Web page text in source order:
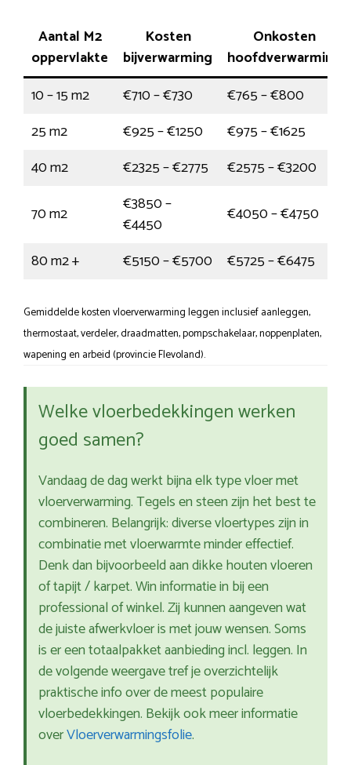
Aantal M2
oppervlakte
Kosten
bijverwarming
Onkosten
hoofdverwarming
10 – 15 m2
€710 – €730
€765 – €800
25 m2
€925 – €1250
€975 – €1625
40 m2
€2325 – €2775
€2575 – €3200
70 m2
€3850 –
€4450
€4050 – €4750
80 m2 +
€5150 – €5700 €5725 – €6475
Gemiddelde kosten vloerverwarming leggen inclusief aanleggen,
thermostaat, verdeler, draadmatten, pompschakelaar, noppenplaten,
wapening en arbeid (provincie Flevoland).
Welke vloerbedekkingen werken
goed samen?
Vandaag de dag werkt bijna elk type vloer met
vloerverwarming. Tegels en steen zijn het best te
combineren. Belangrijk: diverse vloertypes zijn in
combinatie met vloerwarmte minder effectief.
Denk dan bijvoorbeeld aan dikke houten vloeren
of tapijt / karpet. Win informatie in bij een
professional of winkel. Zij kunnen aangeven wat
de juiste afwerkvloer is met jouw wensen. Soms
is er een totaalpakket aanbieding incl. leggen. In
de volgende weergave tref je overzichtelijk
praktische info over de meest populaire
vloerbedekkingen. Bekijk ook meer informatie
overVloerverwarmingsfolie.